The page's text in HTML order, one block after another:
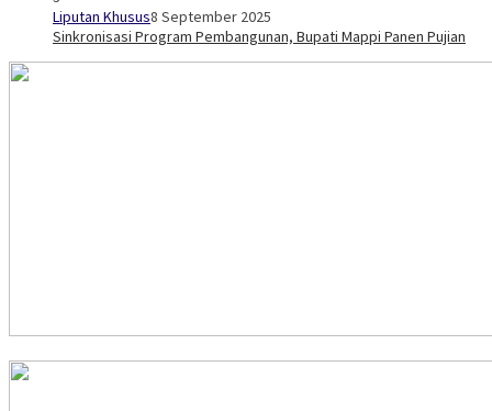
Liputan Khusus8 September 2025
Sinkronisasi Program Pembangunan, Bupati Mappi Panen Pujian